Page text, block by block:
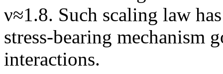
ν≈1.8. Such scaling law
stress-bearing mechanism
interactions.